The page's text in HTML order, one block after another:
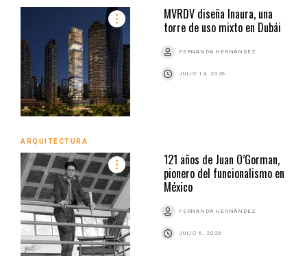
MVRDV diseña Inaura, una
torre de uso mixto en Dubái
FERNANDA HERNÁNDEZ
JULIO 14, 2026
ARQUITECTURA
121 años de Juan O’Gorman,
pionero del funcionalismo en
México
FERNANDA HERNÁNDEZ
JULIO 6, 2026